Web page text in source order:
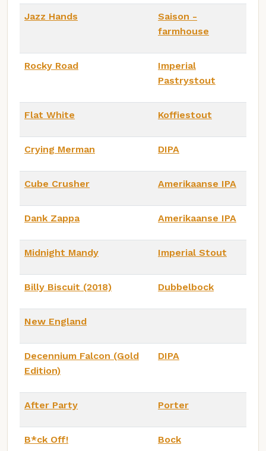
Jazz Hands
Saison -
farmhouse
Rocky Road
Imperial
Pastrystout
Flat White Koffiestout
Crying Merman DIPA
Cube Crusher Amerikaanse IPA
Dank Zappa Amerikaanse IPA
Midnight Mandy Imperial Stout
Billy Biscuit (2018) Dubbelbock
New England
Decennium Falcon (Gold
Edition)
DIPA
After Party Porter
B*ck Off! Bock